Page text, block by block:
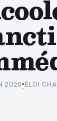
2026
·
ÉLOI